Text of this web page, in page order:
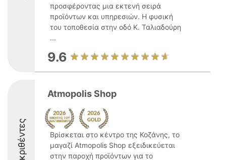
προσφέροντας μια εκτενή σειρά
προϊόντων και υπηρεσιών. Η φυσική
του τοποθεσία στην οδό Κ. Ταλιαδούρη
...
9.6
Διακριθέντες
Atmopolis Shop
Βρίσκεται στο κέντρο της Κοζάνης, το
μαγαζί Atmopolis Shop εξειδικεύεται
στην παροχή προϊόντων για το